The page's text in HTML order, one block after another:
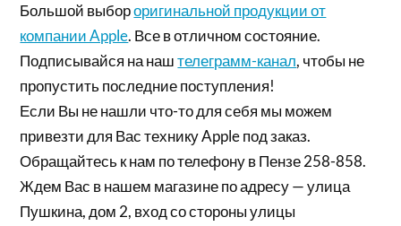
Большой выбороригинальной продукции от
компании Apple. Все в отличном состояние.
Подписывайся на наштелеграмм-канал, чтобы не
пропустить последние поступления!
Если Вы не нашли что-то для себя мы можем
привезти для Вас технику Apple под заказ.
Обращайтесь к нам по телефону в Пензе 258-858.
Ждем Вас в нашем магазине по адресу — улица
Пушкина, дом 2, вход со стороны улицы